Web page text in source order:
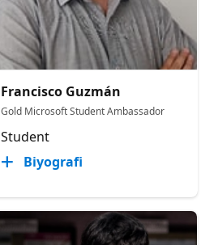
Francisco Guzmán
Gold Microsoft Student Ambassador
Student
Biyografi